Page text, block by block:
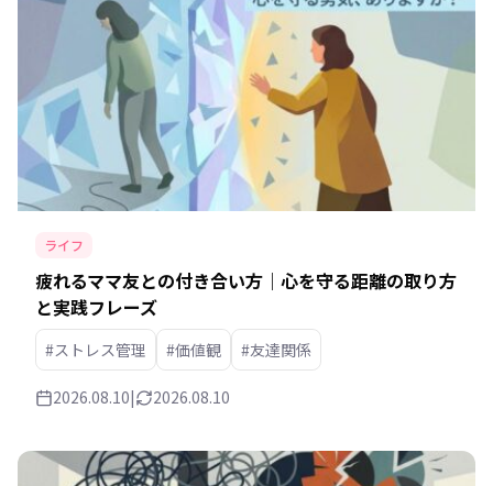
ライフ
疲れるママ友との付き合い方｜心を守る距離の取り方
と実践フレーズ
#ストレス管理 #価値観 #友達関係
2026.08.10| 2026.08.10